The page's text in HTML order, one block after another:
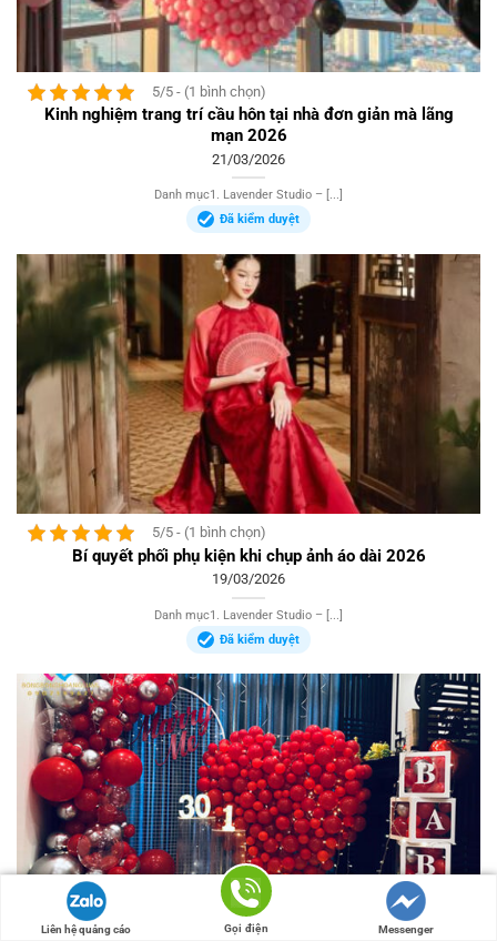
5/5 - (1 bình chọn)
Kinh nghiệm trang trí cầu hôn tại nhà đơn giản mà lãng
mạn 2026
21/03/2026
Danh mục1. Lavender Studio – [...]
Đã kiểm duyệt
5/5 - (1 bình chọn)
Bí quyết phối phụ kiện khi chụp ảnh áo dài 2026
19/03/2026
Danh mục1. Lavender Studio – [...]
Đã kiểm duyệt
Liên hệ quảng cáo Gọi điện Messenger